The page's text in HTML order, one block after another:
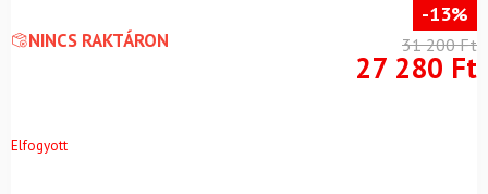
NINCS RAKTÁRON
-13%
31 200Ft
27 280 Ft
Elfogyott